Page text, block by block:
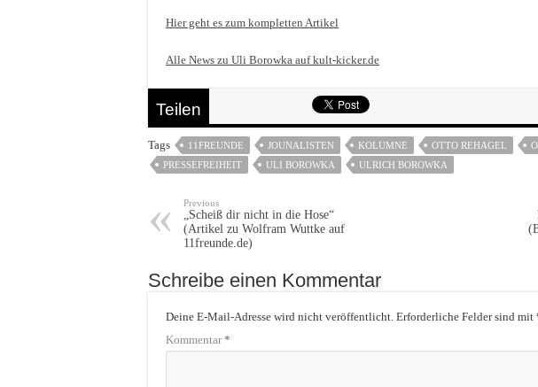
Hier geht es zum kompletten Artikel
Alle News zu Uli Borowka auf kult-kicker.de
Teilen
Tags 11FREUNDE JOUNALISTEN KOLUMNE OTTO REHAGEL
PRESSEFREIHEIT
ULI BOROWKA ULRICH BOROWKA
Previous
„Scheiß dir nicht in die Hose“
(Artikel zu Wolfram Wuttke auf
11freunde.de)
Schreibe einen Kommentar
Deine E-Mail-Adresse wird nicht veröffentlicht. Erforderliche Felder sind mit
Kommentar*